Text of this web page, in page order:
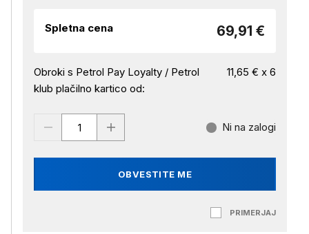
Spletna cena 69,91 €
Obroki s Petrol Pay Loyalty / Petrol
klub plačilno kartico od:
11,65 € x 6
OBVESTITE ME
Ni na zalogi
PRIMERJAJ